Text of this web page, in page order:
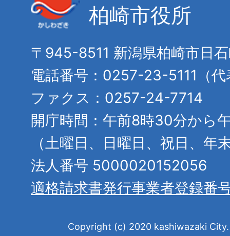
柏崎市役所
〒945-8511 新潟県柏崎市日
電話番号：0257-23-5111（代
ファクス：0257-24-7714
開庁時間：午前8時30分から
（土曜日、日曜日、祝日、年
法人番号 5000020152056
適格請求書発行事業者登録番
Copyright (c) 2020 kashiwazaki